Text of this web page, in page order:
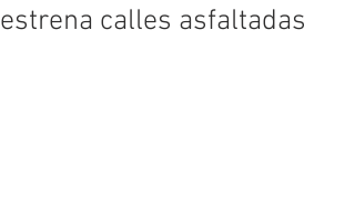
estrena calles asfaltadas